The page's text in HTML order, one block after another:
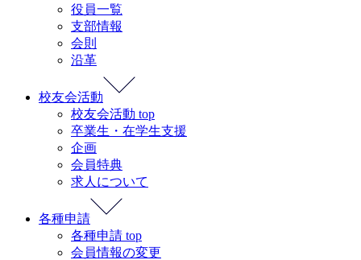
役員一覧
支部情報
会則
沿革
校友会活動
校友会活動 top
卒業生・在学生支援
企画
会員特典
求人について
各種申請
各種申請 top
会員情報の変更